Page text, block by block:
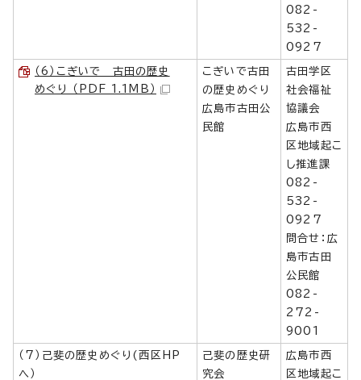
082-
532-
0927
（6）こぎいで 古田の歴史
めぐり （PDF 1.1MB）
こぎいで古田
の歴史めぐり
広島市古田公
民館
古田学区
社会福祉
協議会
広島市西
区地域起こ
し推進課
082-
532-
0927
問合せ：広
島市古田
公民館
082-
272-
9001
（7）己斐の歴史めぐり(西区HP
へ）
己斐の歴史研
究会
広島市西
区地域起こ